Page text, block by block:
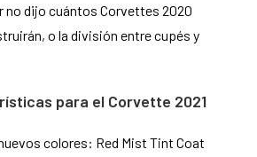
no dijo cuántos Corvettes 2020
o la división entre cupés y
para el Corvette 2021
colores: Red Mist Tint Coat